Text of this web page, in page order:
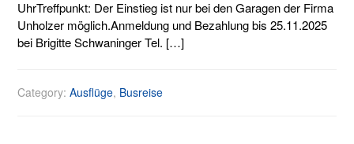
UhrTreffpunkt: Der Einstieg ist nur bei den Garagen der Firma
Unholzer möglich.Anmeldung und Bezahlung bis 25.11.2025
bei Brigitte Schwaninger Tel. […]
Category:Ausflüge, Busreise